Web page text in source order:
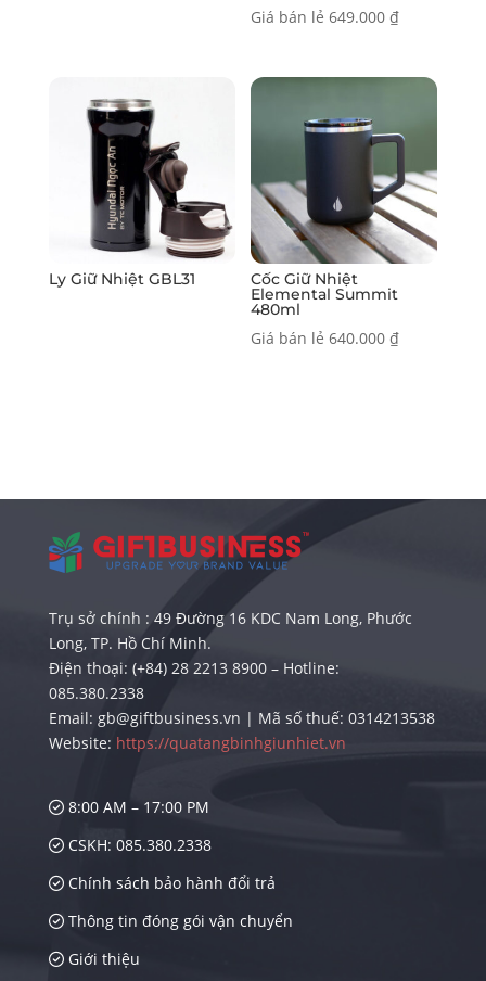
Giá bán lẻ649.000₫
Ly Giữ Nhiệt GBL31 Cốc Giữ Nhiệt
Elemental Summit
480ml
Giá bán lẻ640.000₫
Trụ sở chính : 49 Đường 16 KDC Nam Long, Phước
Long, TP. Hồ Chí Minh.
Điện thoại: (+84) 28 2213 8900 – Hotline:
085.380.2338
Email: gb@giftbusiness.vn | Mã số thuế: 0314213538
Website: https://quatangbinhgiunhiet.vn
8:00 AM – 17:00 PM
CSKH: 085.380.2338
Chính sách bảo hành đổi trả
Thông tin đóng gói vận chuyển
Giới thiệu